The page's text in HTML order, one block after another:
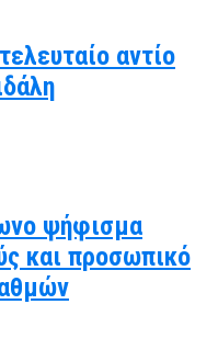
αντίο
ψήφισμα
και προσωπικό